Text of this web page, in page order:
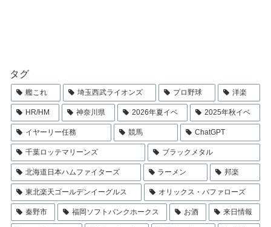
タグ
艦これ 埼玉西武ライオンズ プロ野球 洋楽
HR/HM 神奈川県 2026年夏イベ 2025年秋イベ
イヤーリー任務 競馬 ChatGPT
千葉ロッテマリーンズ ブラックメタル
北海道日本ハムファイターズ ラーメン 邦楽
東北楽天ゴールデンイーグルス オリックス・バファローズ
秦野市 福岡ソフトバンクホークス お酒 来日情報